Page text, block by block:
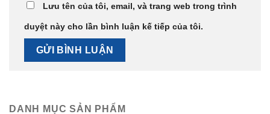
Lưu tên của tôi, email, và trang web trong trình
duyệt này cho lần bình luận kế tiếp của tôi.
DANH MỤC SẢN PHẨM